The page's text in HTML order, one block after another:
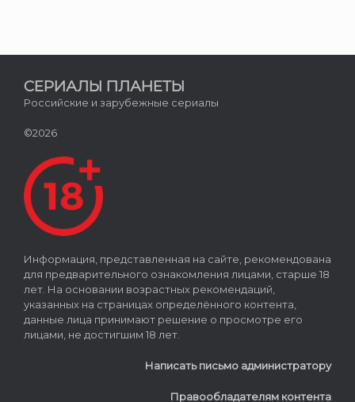
СЕРИАЛЫ ПЛАНЕТЫ
Российские и зарубежные сериалы
©2026
Информация, представленная на сайте, рекомендована
для предварительного ознакомления лицами, старше 18
лет. На основании возрастных рекомендаций,
указанных на страницах определённого контента,
данные лица принимают решение о просмотре его
лицами, не достигшим 18 лет.
Написать письмо администратору
Правообладателям контента